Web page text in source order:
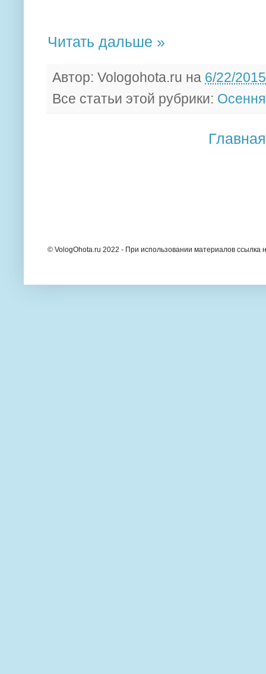
Читать дальше »
Автор: Vologohota.ru на 6/22/2015
Все статьи этой рубрики:
© VologOhota.ru 2022 - При использовании материалов ссылка